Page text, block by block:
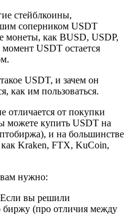
стейблкоины,
соперником USDT
монеты, как BUSD, USDP,
USDT остается
USDT, и зачем он
как им пользоваться.
отличается от покупки
можете купить USDT на
и на большинстве
Kraken, FTX, KuCoin,
вам нужно:
Если вы решили
биржу (про отличия между